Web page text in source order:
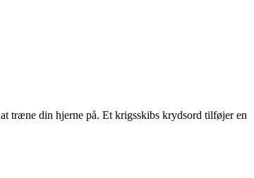
træne din hjerne på. Et krigsskibs krydsord tilføjer en